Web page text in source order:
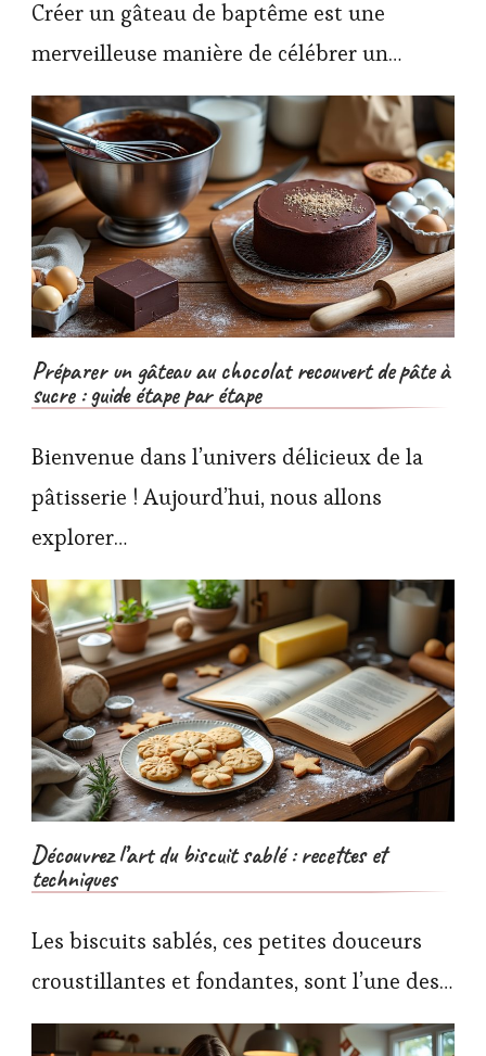
Créer un gâteau de baptême est une
merveilleuse manière de célébrer un…
Préparer un gâteau au chocolat recouvert de pâte à
sucre : guide étape par étape
Bienvenue dans l’univers délicieux de la
pâtisserie ! Aujourd’hui, nous allons
explorer…
Découvrez l’art du biscuit sablé : recettes et
techniques
Les biscuits sablés, ces petites douceurs
croustillantes et fondantes, sont l’une des…